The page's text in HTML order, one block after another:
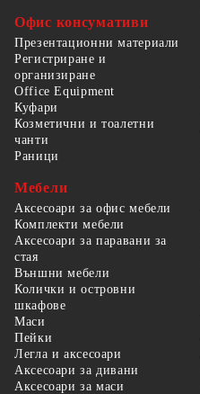
Офис консумативи
Презентационни материали
Регистриране и
организиране
Office Equipment
Куфари
Козметични и тоалетни
чанти
Раници
Мебели
Аксесоари за офис мебели
Комплекти мебели
Аксесоари за паравани за
стая
Външни мебели
Колички и островни
шкафове
Маси
Пейки
Легла и аксесоари
Аксесоари за дивани
Аксесоари за маси